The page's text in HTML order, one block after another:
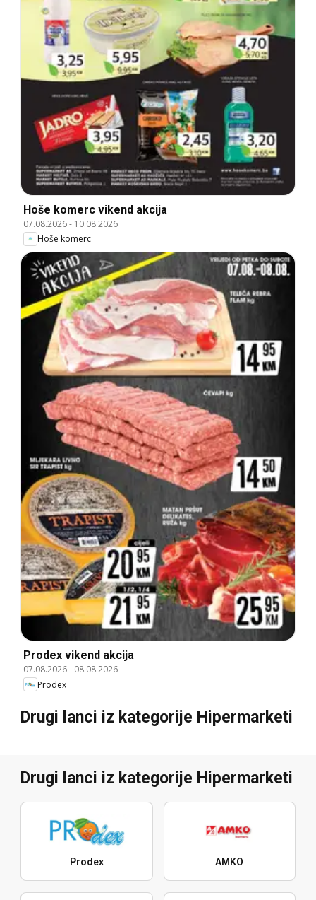
Hoše komerc vikend akcija
07.08.2026- 10.08.2026
Hoše komerc
Prodex vikend akcija
07.08.2026- 08.08.2026
Prodex
Drugi lanci iz kategorije Hipermarketi
Drugi lanci iz kategorije Hipermarketi
Prodex AMKO